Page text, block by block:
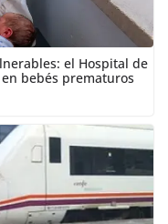
el Hospital de
bebés prematuros